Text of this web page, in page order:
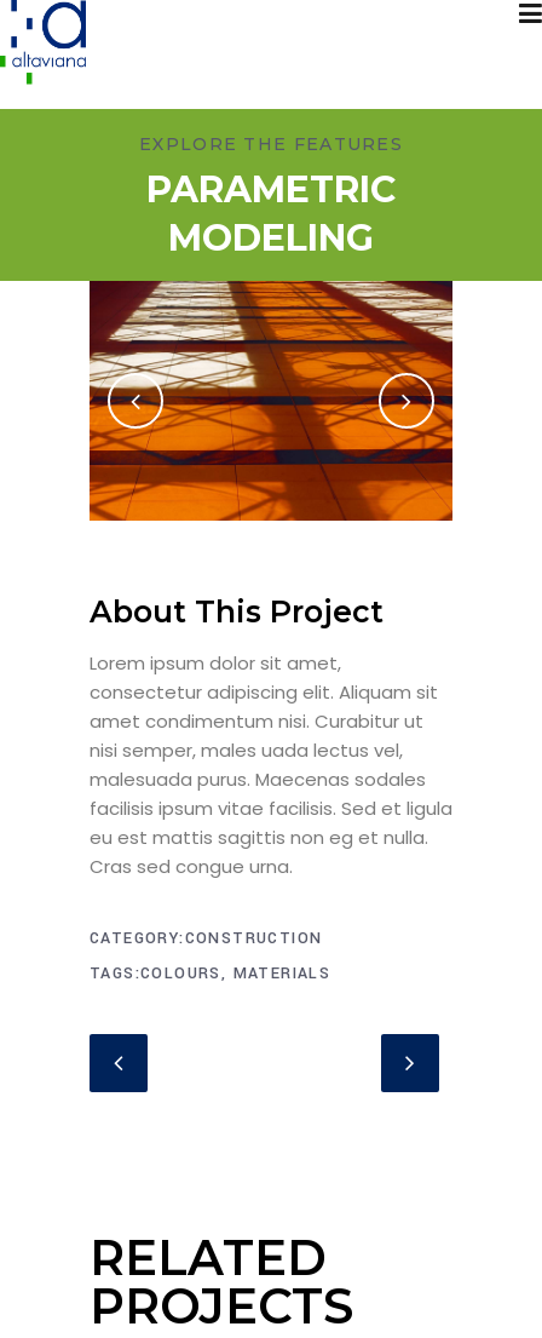
EXPLORE THE FEATURES
PARAMETRIC
MODELING
About This Project
Lorem ipsum dolor sit amet,
consectetur adipiscing elit. Aliquam sit
amet condimentum nisi. Curabitur ut
nisi semper, males uada lectus vel,
malesuada purus. Maecenas sodales
facilisis ipsum vitae facilisis. Sed et ligula
eu est mattis sagittis non eg et nulla.
Cras sed congue urna.
CATEGORY CONSTRUCTION
TAGS COLOURS, MATERIALS
RELATED
PROJECTS